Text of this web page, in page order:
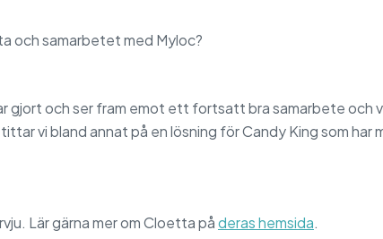
och samarbetet med Myloc?
gjort och ser fram emot ett fortsatt bra samarbete och
vi bland annat på en lösning för Candy King som har
Lär gärna mer om Cloetta påderas hemsida.